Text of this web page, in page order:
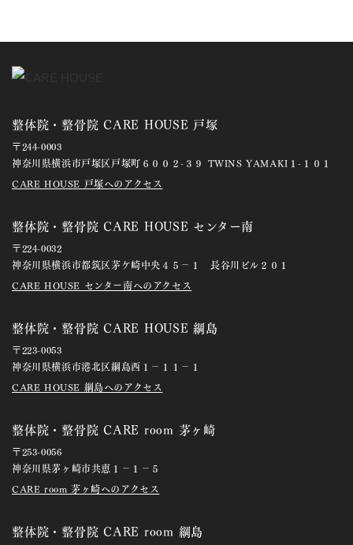
整体院・整骨院 CARE HOUSE 戸塚
〒244-0003
神奈川県横浜市戸塚区戸塚町６００２-３９ TWINS YAMAKI１-１０１
CARE HOUSE 戸塚へのアクセス
整体院・整骨院 CARE HOUSE センター南
〒224-0032
神奈川県横浜市都筑区茅ケ崎中央４５－１ 長谷川ビル２０１
CARE HOUSE センター南へのアクセス
整体院・整骨院 CARE HOUSE 綱島
〒223-0053
神奈川県横浜市港北区綱島西１－１１－１
CARE HOUSE 綱島へのアクセス
整体院・整骨院 CARE room 茅ヶ崎
〒253-0056
神奈川県茅ヶ崎市共恵１－１－５
CARE room 茅ヶ崎へのアクセス
整体院・整骨院 CARE room 綱島